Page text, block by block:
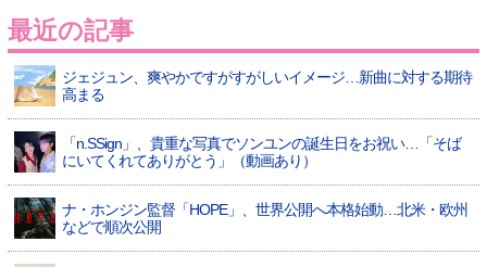
最近の記事
ジェジュン、爽やかですがすがしいイメージ…新曲に対する期待
高まる
「n.SSign」、貴重な写真でソンユンの誕生日をお祝い…「そば
にいてくれてありがとう」（動画あり）
ナ・ホンジン監督「HOPE」、世界公開へ本格始動…北米・欧州
などで順次公開